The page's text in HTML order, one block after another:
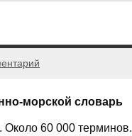
морской словарь
Около 60 000 терминов.